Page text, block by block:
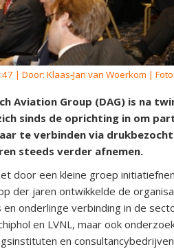
| Door: Klaas-Jan van Woerkom |
Aviation Group (DAG) is na
sinds de oprichting in om
te verbinden via
steeds verder afnemen.
door een kleine groep
der jaren ontwikkelde de
en onderlinge verbinding in de
en LVNL, maar ook
en